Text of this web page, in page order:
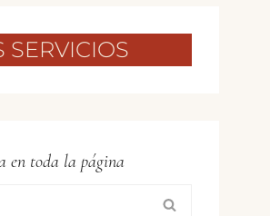
SERVICIOS
en toda la página